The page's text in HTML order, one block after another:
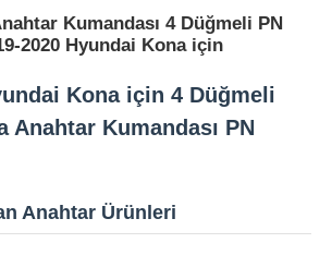
Kumandası 4 Düğmeli PN
2020 Hyundai Kona için
Kona için 4 Düğmeli
Anahtar Kumandası PN
Anahtar Ürünleri